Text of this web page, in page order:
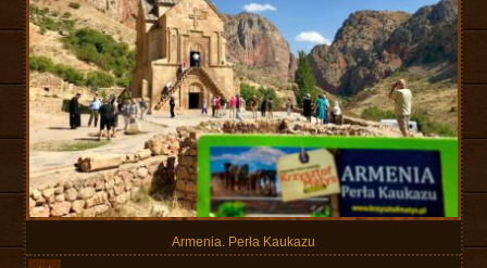
Armenia. Perła Kaukazu